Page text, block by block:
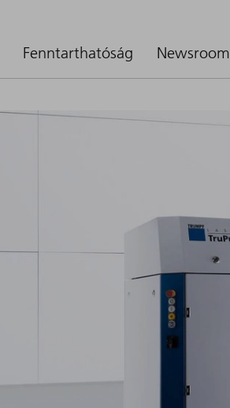
Fenntarthatóság Newsroom